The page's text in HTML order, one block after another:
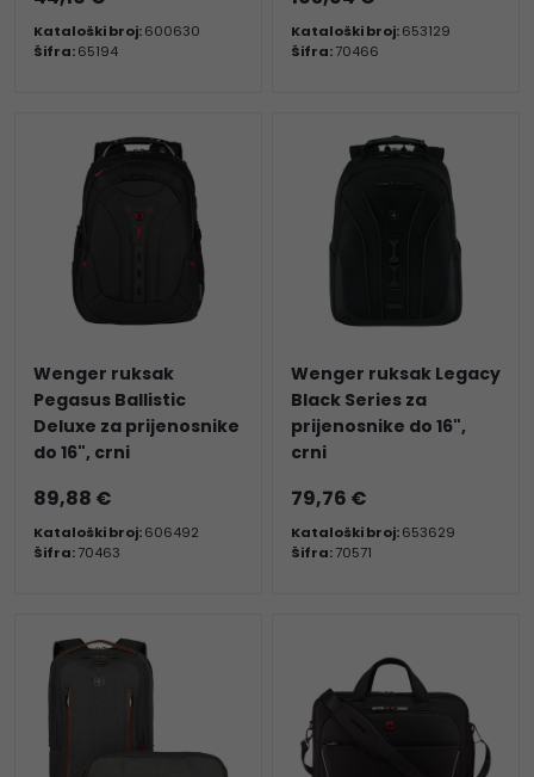
Kataloški broj:600630
Šifra:65194
Kataloški broj:653129
Šifra:70466
Wenger ruksak
Pegasus Ballistic
Deluxe za prijenosnike
do 16", crni
89,88 €
Kataloški broj:606492
Šifra:70463
Wenger ruksak Legacy
Black Series za
prijenosnike do 16",
crni
79,76 €
Kataloški broj:653629
Šifra:70571